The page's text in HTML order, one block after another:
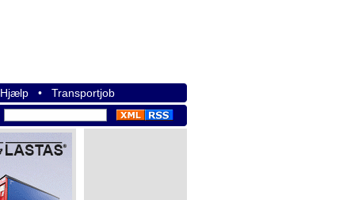
Hjælp • Transportjob